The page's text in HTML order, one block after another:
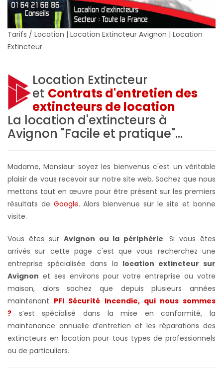
Tarifs / Location | Location Extincteur Avignon | Location
Extincteur
Location Extincteur
et Contrats d'entretien des
extincteurs de location
La location d'extincteurs à
Avignon "Facile et pratique"...
Madame, Monsieur soyez les bienvenus c'est un véritable
plaisir de vous recevoir sur notre site web. Sachez que nous
mettons tout en œuvre pour être présent sur les premiers
résultats de Google. Alors bienvenue sur le site et bonne
visite.
Vous êtes sur Avignon ou la périphérie. Si vous êtes
arrivés sur cette page c'est que vous recherchez une
entreprise spécialisée dans la location extincteur sur
Avignon et ses environs pour votre entreprise ou votre
maison, alors sachez que depuis plusieurs années
maintenant PFI Sécurité Incendie, qui nous sommes
? s’est spécialisé dans la mise en conformité, la
maintenance annuelle d’entretien et les réparations des
extincteurs en location pour tous types de professionnels
ou de particuliers.